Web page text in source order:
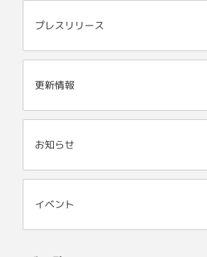
プレスリリース
更新情報
お知らせ
イベント